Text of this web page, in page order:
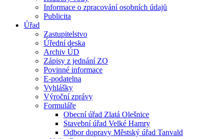
Informace o zpracování osobních údajů
Publicita
Úřad
Zastupitelstvo
Úřední deska
Archiv ÚD
Zápisy z jednání ZO
Povinné informace
E-podatelna
Vyhlášky
Výroční zprávy
Formuláře
Obecní úřad Zlatá Olešnice
Stavební úřad Velké Hamry
Odbor dopravy Městský úřad Tanvald